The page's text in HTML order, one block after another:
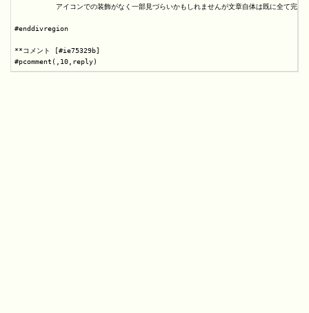
アイコンでの装飾がなく一部見づらいかもしれませんが文章自体は既に全て完成
#enddivregion
**コメント [#ie75329b]